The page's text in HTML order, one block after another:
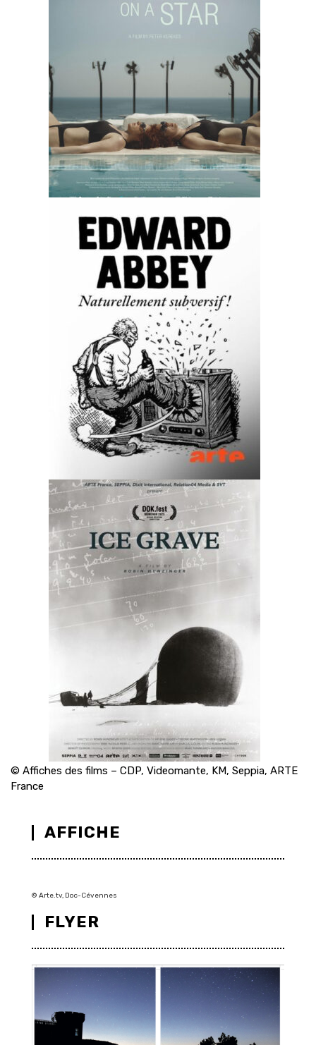
© Affiches des films – CDP, Videomante, KM, Seppia, ARTE
France
AFFICHE
© Arte.tv, Doc-Cévennes
FLYER